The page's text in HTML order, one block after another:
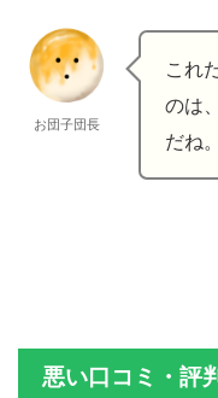
お団子団長
これ
のは
だね。
悪い口コミ・評